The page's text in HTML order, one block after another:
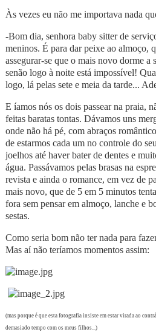
Às vezes eu não me importava nada
-Bom dia, senhora baby sitter de
meninos. É para dar peixe ao almoço,
assegurar-se que o mais novo dorme a
senão logo à noite está impossível!
logo, lá pelas sete e meia da tarde...
E íamos nós os dois passear na praia,
feitas baratas tontas. Dávamos uns
onde não há pé, com abraços
de estarmos cada um no controle do
joelhos até haver bater de dentes e
água. Passávamos pelas brasas na
revista e ainda o romance, em vez de
mais novo, que de 5 em 5 minutos
fora sem pensar em almoço, lanche e
sestas.
Como seria bom não ter nada para
Mas aí não teríamos momentos assim:
(mas porque é que esta fotografia insiste em estar virada ao
demasiado tempo com os meus filhos...)